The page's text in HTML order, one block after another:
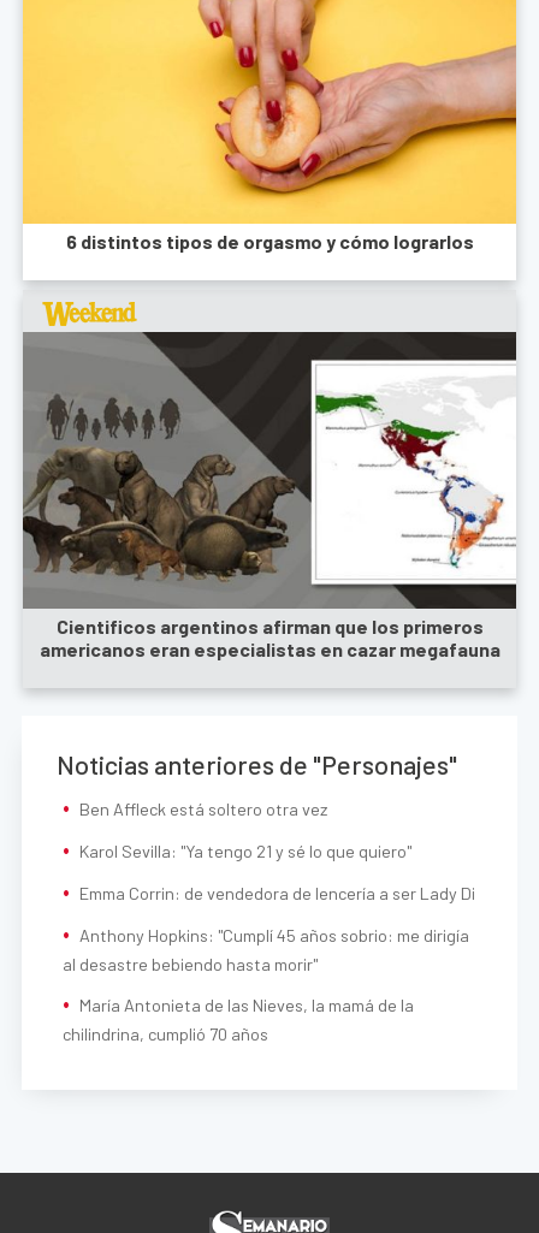
6 distintos tipos de orgasmo y cómo lograrlos
Cientificos argentinos afirman que los primeros
americanos eran especialistas en cazar megafauna
Noticias anteriores de "Personajes"
Ben Affleck está soltero otra vez
Karol Sevilla: "Ya tengo 21 y sé lo que quiero"
Emma Corrin: de vendedora de lencería a ser Lady Di
Anthony Hopkins: "Cumplí 45 años sobrio: me dirigía
al desastre bebiendo hasta morir"
María Antonieta de las Nieves, la mamá de la
chilindrina, cumplió 70 años